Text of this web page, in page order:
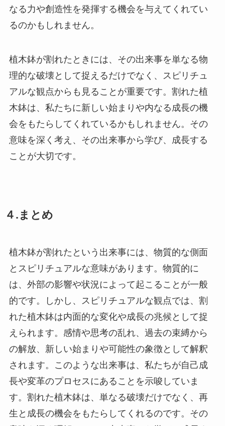
なる力や創造性を発揮する機会を与えてくれてい
るのかもしれません。
植木鉢が割れたときには、その出来事を単なる物
理的な破壊として捉えるだけでなく、スピリチュ
アルな観点からも見ることが重要です。割れた植
木鉢は、私たちに新しい始まりや内なる成長の機
会をもたらしてくれているかもしれません。その
意味を深く考え、その出来事から学び、成長する
ことが大切です。
４.まとめ
植木鉢が割れたという出来事には、物質的な側面
とスピリチュアルな意味があります。物質的に
は、外部の影響や状況によって起こることが一般
的です。しかし、スピリチュアルな観点では、割
れた植木鉢は内面的な変化や成長の兆候として捉
えられます。感情や思考の乱れ、過去の束縛から
の解放、新しい始まりや可能性の象徴として解釈
されます。このような出来事は、私たちが自己成
長や変革のプロセスにあることを示唆していま
す。割れた植木鉢は、単なる破壊だけでなく、再
生と成長の機会をもたらしてくれるのです。その